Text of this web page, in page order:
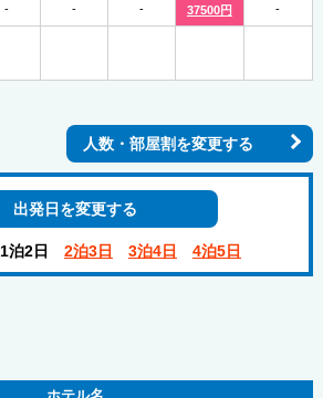
-
-
-
37500円
-
人数・部屋割を変更する
出発日を変更する
1泊2日 2泊3日 3泊4日 4泊5日